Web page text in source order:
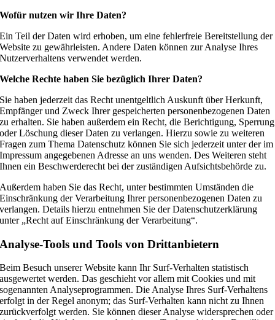
Wofür nutzen wir Ihre Daten?
Ein Teil der Daten wird erhoben, um eine fehlerfreie Bereitstellung der
Website zu gewährleisten. Andere Daten können zur Analyse Ihres
Nutzerverhaltens verwendet werden.
Welche Rechte haben Sie bezüglich Ihrer Daten?
Sie haben jederzeit das Recht unentgeltlich Auskunft über Herkunft,
Empfänger und Zweck Ihrer gespeicherten personenbezogenen Daten
zu erhalten. Sie haben außerdem ein Recht, die Berichtigung, Sperrung
oder Löschung dieser Daten zu verlangen. Hierzu sowie zu weiteren
Fragen zum Thema Datenschutz können Sie sich jederzeit unter der im
Impressum angegebenen Adresse an uns wenden. Des Weiteren steht
Ihnen ein Beschwerderecht bei der zuständigen Aufsichtsbehörde zu.
Außerdem haben Sie das Recht, unter bestimmten Umständen die
Einschränkung der Verarbeitung Ihrer personenbezogenen Daten zu
verlangen. Details hierzu entnehmen Sie der Datenschutzerklärung
unter „Recht auf Einschränkung der Verarbeitung“.
Analyse-Tools und Tools von Drittanbietern
Beim Besuch unserer Website kann Ihr Surf-Verhalten statistisch
ausgewertet werden. Das geschieht vor allem mit Cookies und mit
sogenannten Analyseprogrammen. Die Analyse Ihres Surf-Verhaltens
erfolgt in der Regel anonym; das Surf-Verhalten kann nicht zu Ihnen
zurückverfolgt werden. Sie können dieser Analyse widersprechen oder